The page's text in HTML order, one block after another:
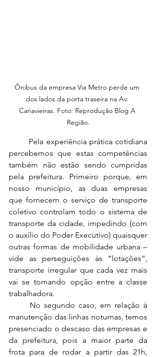
Ônibus da empresa Via Metro perde um
dos lados da porta traseira na Av.
Canavieiras. Foto: Reprodução Blog A
Região.
percebemos que estas competências
também não estão sendo cumpridas
pela prefeitura. Primeiro porque, em
nosso município, as duas empresas
que fornecem o serviço de transporte
coletivo controlam todo o sistema de
transporte da cidade, impedindo (com
o auxílio do Poder Executivo) quaisquer
outras formas de mobilidade urbana –
vide as perseguições às “lotações”,
transporte irregular que cada vez mais
vai se tornando opção entre a classe
trabalhadora.
manutenção das linhas noturnas, temos
presenciado o descaso das empresas e
da prefeitura, pois a maior parte da
frota para de rodar a partir das 21h,